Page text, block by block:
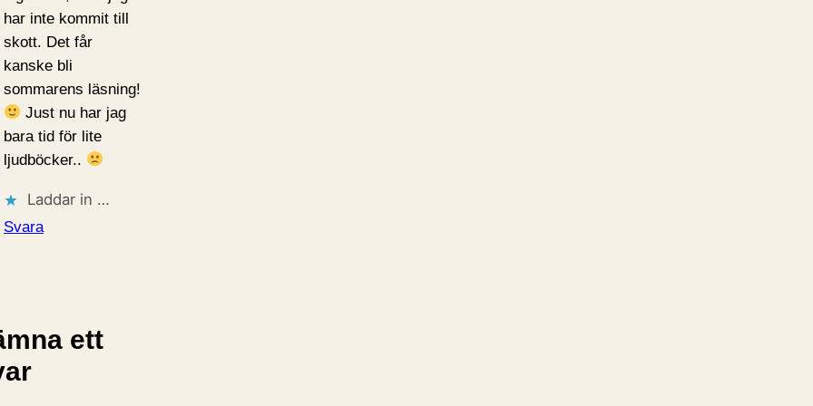
har inte kommit till
skott. Det får
kanske bli
sommarens läsning!
Just nu har jag
bara tid för lite
ljudböcker..
Laddar in …
Svara
ett